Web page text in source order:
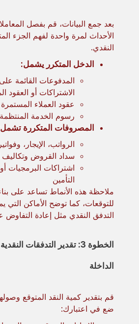
بعد جمع البيانات، قم بفصل
الأحداث لمرة واحدة لفهم الجزء
النقدي.
الدخل المتكرر يشمل:
المدفوعات القائمة على
الاشتراكات أو العقود
عقود العملاء المستمرة
رسوم الخدمة المنتظمة
المصروفات المتكررة
الرواتب، الإيجار،
سداد القروض وتكاليف
اشتراكات البرمجيات
التأمين
ملاحظة هذه الأنماط تساعد على
للتوقعات، كما توضح الأماكن التي
التدفق النقدي مثل إعادة
الخطوة 3: تقدير التدفقات
الداخلة
قم بتقدير كمية النقد المتوقع
ضع في اعتبارك: